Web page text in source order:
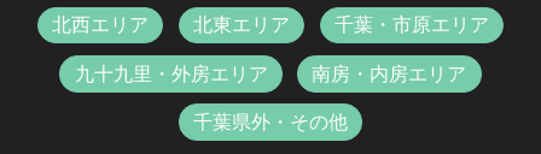
北西エリア 北東エリア 千葉・市原エリア
九十九里・外房エリア 南房・内房エリア
千葉県外・その他